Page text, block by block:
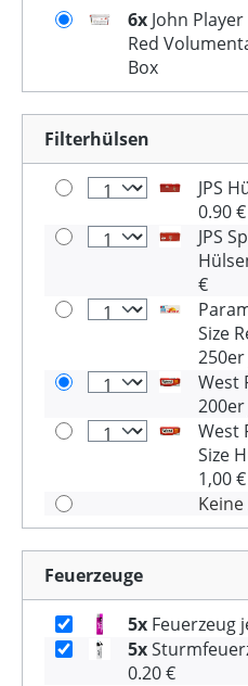
6x John
Red
Box
Filterhülsen
JPS
0.90 €
JPS
€
Size
250er
West
200er
West
Size
1,00 €
Feuerzeuge
5x Feuerzeug
5x
0.20 €